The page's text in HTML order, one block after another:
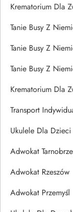
Krematorium Dla
Tanie Busy Z
Tanie Busy Z
Tanie Busy Z
Krematorium Dla
Transport
Ukulele Dla Dzieci
Adwokat
Adwokat Rzeszów
Adwokat Przemyśl